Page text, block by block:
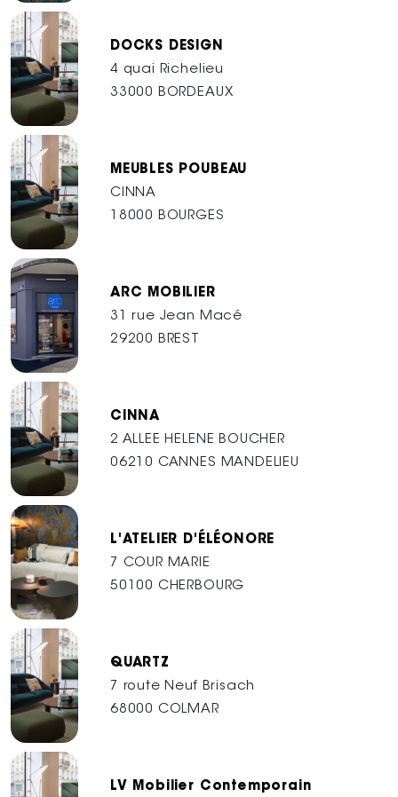
DOCKS DESIGN
4 quai Richelieu
33000 BORDEAUX
MEUBLES POUBEAU
CINNA
18000 BOURGES
ARC MOBILIER
31 rue Jean Macé
29200 BREST
CINNA
2 ALLEE HELENE BOUCHER
06210 CANNES MANDELIEU
L'ATELIER D'ÉLÉONORE
7 COUR MARIE
50100 CHERBOURG
QUARTZ
7 route Neuf Brisach
68000 COLMAR
LV Mobilier Contemporain